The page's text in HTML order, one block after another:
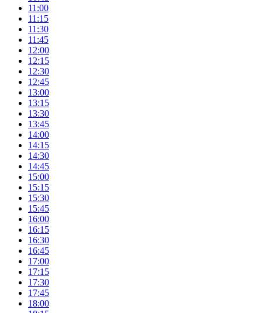
11:00
11:15
11:30
11:45
12:00
12:15
12:30
12:45
13:00
13:15
13:30
13:45
14:00
14:15
14:30
14:45
15:00
15:15
15:30
15:45
16:00
16:15
16:30
16:45
17:00
17:15
17:30
17:45
18:00